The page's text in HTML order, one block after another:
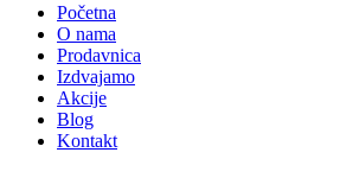
Početna
O nama
Prodavnica
Izdvajamo
Akcije
Blog
Kontakt